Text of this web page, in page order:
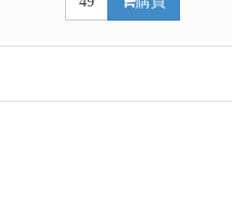
的鮮鹹滋味在味蕾上綻放。 玉米濃